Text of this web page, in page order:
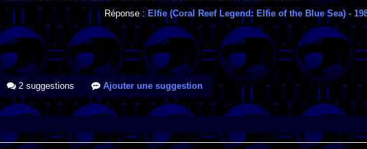
Réponse : Elfie (Coral Reef Legend: Elfie of the Blue Sea) -
2 suggestions Ajouter une suggestion